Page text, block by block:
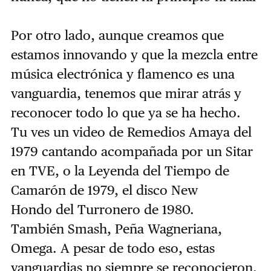
Por otro lado, aunque creamos que
estamos innovando y que la mezcla entre
música electrónica y flamenco es una
vanguardia, tenemos que mirar atrás y
reconocer todo lo que ya se ha hecho.
Tu ves un video de Remedios Amaya del
1979 cantando acompañada por un Sitar
en TVE, o la Leyenda del Tiempo de
Camarón de 1979, el disco New
Hondo del Turronero de 1980.
También Smash, Peña Wagneriana,
Omega. A pesar de todo eso, estas
vanguardias no siempre se reconocieron.